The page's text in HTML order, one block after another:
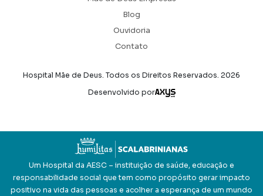
Blog
Ouvidoria
Contato
Hospital Mãe de Deus. Todos os Direitos Reservados. 2026
Desenvolvido por
Axysweb
Um Hospital da AESC – instituição de saúde, educação e
responsabilidade social que tem como propósito gerar impacto
positivo na vida das pessoas e acolher a esperança de um mundo